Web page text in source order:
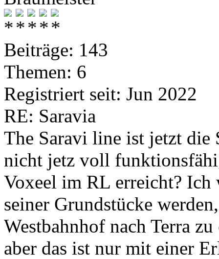
Beiträge: 143
Themen: 6
Registriert seit: Jun 2022
RE: Saravia
The Saravi line ist jetzt
nicht jetz voll
Voxeel im RL erreicht?
seiner Grundstücke
Westbahnhof nach Terra
aber das ist nur mit einer